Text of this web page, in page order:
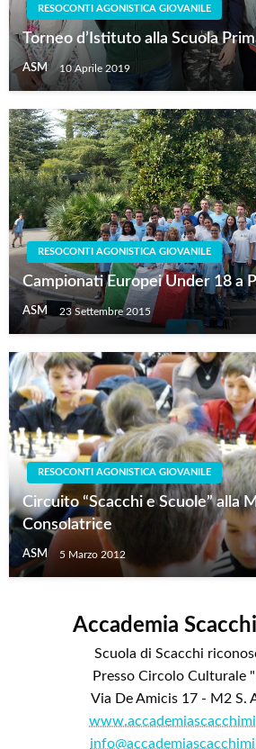
RESOCONTI AGONISTICA GIOVANILE
Torneo d’Istituto alla Scuola
ASM 10 Aprile 2019
RESOCONTI AGONISTICA GIOVANILE
Campionati Europei Under 18 a
ASM 23 Settembre 2015
RESOCONTI AGONISTICA GIOVANILE
Circuito “Scacchi e Scuole” alla
Consolatrice
ASM 5 Marzo 2012
Accademia
Scuola di Scacchi
Presso Circolo Culturale
Via De Amicis 17 - M2 S.